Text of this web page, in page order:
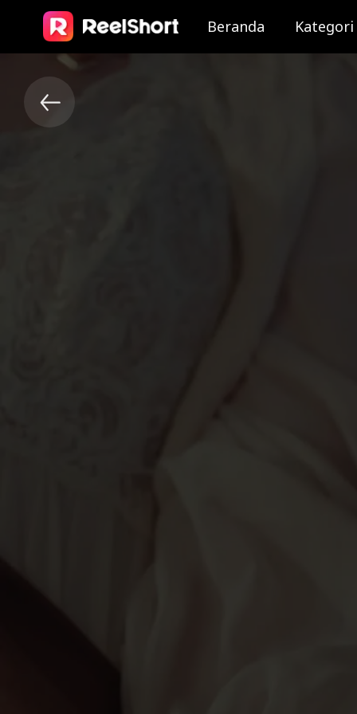
Beranda Kategori